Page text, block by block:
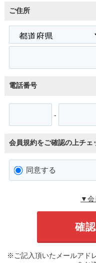
ご住所
電話番号
-
会員規約をご確認の上チェ
同意する
▼会
※ご記入頂いたメールアド